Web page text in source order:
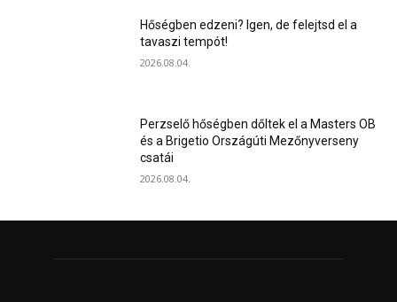
Hőségben edzeni? Igen, de felejtsd el a
tavaszi tempót!
2026.08.04.
Perzselő hőségben dőltek el a Masters OB
és a Brigetio Országúti Mezőnyverseny
csatái
2026.08.04.